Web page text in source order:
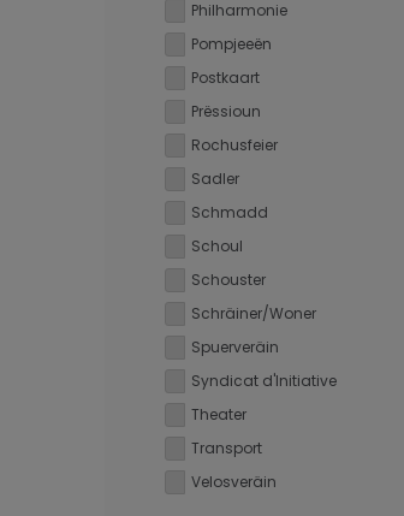
Philharmonie
Pompjeeën
Postkaart
Prëssioun
Rochusfeier
Sadler
Schmadd
Schoul
Schouster
Schräiner/Woner
Spuerveräin
Syndicat d'Initiative
Theater
Transport
Velosveräin